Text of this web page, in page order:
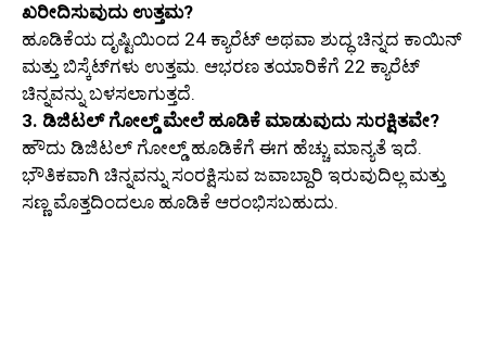
ಖರೀದಿಸುವುದು ಉತ್ತಮ?
ಹೂಡಿಕೆಯ ದೃಷ್ಟಿಯಿಂದ 24 ಕ್ಯಾರೆಟ್ ಅಥವಾ ಶುದ್ಧ ಚಿನ್ನದ ಕಾಯಿನ್
ಮತ್ತು ಬಿಸ್ಕೆಟ್‌ಗಳು ಉತ್ತಮ. ಆಭರಣ ತಯಾರಿಕೆಗೆ 22 ಕ್ಯಾರೆಟ್
ಚಿನ್ನವನ್ನು ಬಳಸಲಾಗುತ್ತದೆ.
3. ಡಿಜಿಟಲ್ ಗೋಲ್ಡ್ ಮೇಲೆ ಹೂಡಿಕೆ ಮಾಡುವುದು ಸುರಕ್ಷಿತವೇ?
ಹೌದು ಡಿಜಿಟಲ್ ಗೋಲ್ಡ್ ಹೂಡಿಕೆಗೆ ಈಗ ಹೆಚ್ಚು ಮಾನ್ಯತೆ ಇದೆ.
ಭೌತಿಕವಾಗಿ ಚಿನ್ನವನ್ನು ಸಂರಕ್ಷಿಸುವ ಜವಾಬ್ದಾರಿ ಇರುವುದಿಲ್ಲ ಮತ್ತು
ಸಣ್ಣ ಮೊತ್ತದಿಂದಲೂ ಹೂಡಿಕೆ ಆರಂಭಿಸಬಹುದು.